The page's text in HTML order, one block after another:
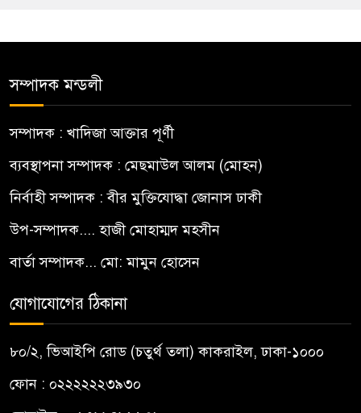
সম্পাদক মন্ডলী
সম্পাদক : খাদিজা আক্তার পূর্ণী
ব্যবস্থাপনা সম্পাদক : মেছমাউল আলম (মোহন)
নির্বাহী সম্পাদক : বীর মুক্তিযোদ্ধা জোনাস ঢাকী
উপ-সম্পাদক.... হাজী মোহাম্মদ মহসীন
বার্তা সম্পাদক... মো: মামুন হোসেন
যোগাযোগের ঠিকানা
৮০/২, ভিআইপি রোড (চতুর্থ তলা) কাকরাইল, ঢাকা-১০০০
ফোন : ০২২২২২২৩৯৩০